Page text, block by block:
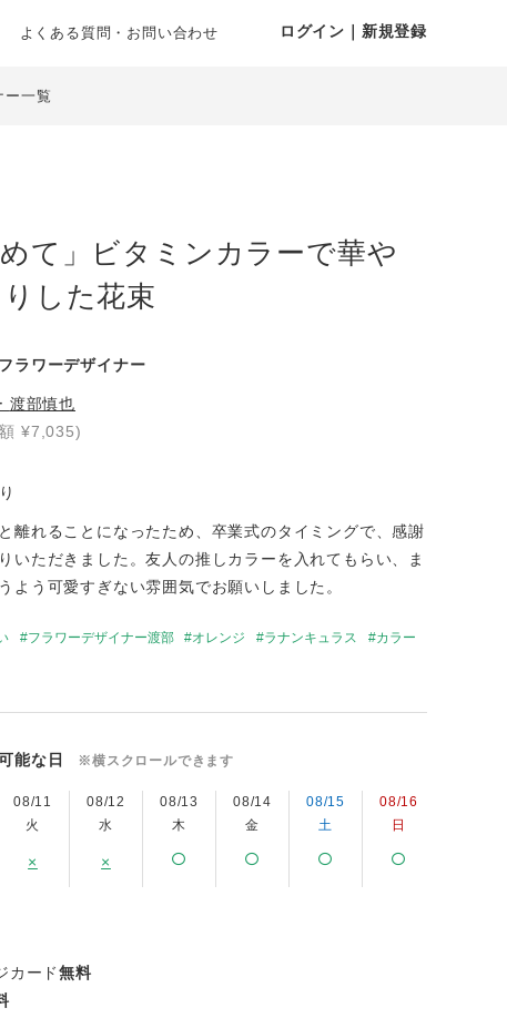
よくある質問・お問い合わせ ログイン｜新規登録
ー一覧
めて」ビタミンカラーで華や
した花束
ラワーデザイナー
渡部慎也
¥7,035)
離れることになったため、卒業式のタイミングで、感謝
いただきました。友人の推しカラーを入れてもらい、ま
よう可愛すぎない雰囲気でお願いしました。
フラワーデザイナー渡部 オレンジ ラナンキュラス
カラー
能な日 ※横スクロールできます
08/11
火
×
08/12
水
×
08/13
木
08/14
金
08/15
土
08/16
日
カード無料